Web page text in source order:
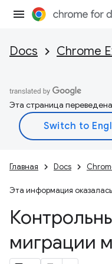
Docs Chrome
Эта страница
Главная Docs
Эта информация
миграции